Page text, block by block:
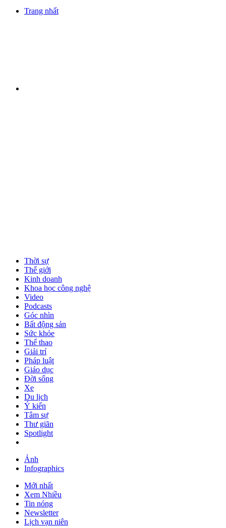
Trang nhất
Thời sự
Thế giới
Kinh doanh
Khoa học công nghệ
Video
Podcasts
Góc nhìn
Bất động sản
Sức khỏe
Thể thao
Giải trí
Pháp luật
Giáo dục
Đời sống
Xe
Du lịch
Ý kiến
Tâm sự
Thư giãn
Spotlight
Ảnh
Infographics
Mới nhất
Xem Nhiều
Tin nóng
Newsletter
Lịch vạn niên